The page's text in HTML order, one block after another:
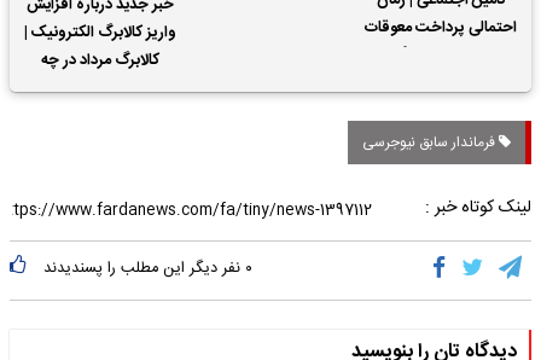
احتمالی پرداخت معوقات
خبر جدید درباره افزایش
واریز کالابرگ الکترونیک |
کالابرگ مرداد در چه
تاریخی واریز خواهد شد؟
فرماندار سابق نیوجرسی
لینک کوتاه خبر :
۰ نفر دیگر این مطلب را پسندیدند
دیدگاه تان را بنویسید